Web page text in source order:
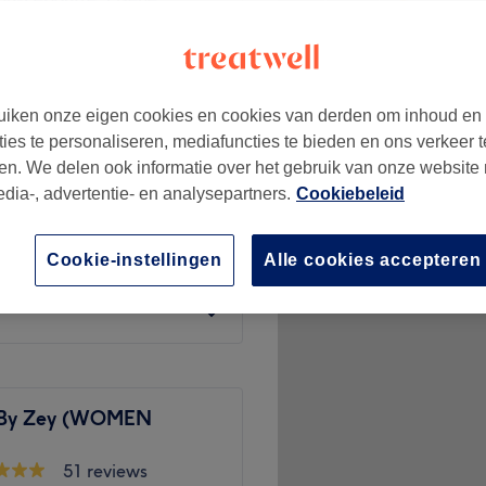
€15
€63
€60
Zey (WOMEN
51 reviews
onze eigen cookies en cookies van derden om inhoud en
te personaliseren, mediafuncties te bieden en ons verkeer
We delen ook informatie over het gebruik van onze website
, advertentie- en analysepartners. Cookiebeleid
Alle cookies accepteren
Cookie-instellingen